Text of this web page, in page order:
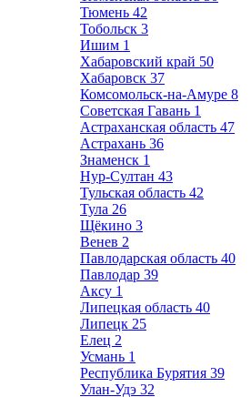
Тюмень 42
Тобольск 3
Ишим 1
Хабаровский край 50
Хабаровск 37
Комсомольск-на-Амуре 8
Советская Гавань 1
Астраханская область 47
Астрахань 36
Знаменск 1
Нур-Султан 43
Тульская область 42
Тула 26
Щёкино 3
Венев 2
Павлодарская область 40
Павлодар 39
Аксу 1
Липецкая область 40
Липецк 25
Елец 2
Усмань 1
Республика Бурятия 39
Улан-Удэ 32